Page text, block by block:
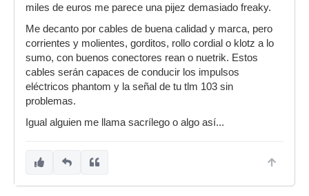
miles de euros me parece una pijez demasiado freaky.
Me decanto por cables de buena calidad y marca, pero
corrientes y molientes, gorditos, rollo cordial o klotz a lo
sumo, con buenos conectores rean o nuetrik. Estos
cables serán capaces de conducir los impulsos
eléctricos phantom y la señal de tu tlm 103 sin
problemas.
Igual alguien me llama sacrílego o algo así...